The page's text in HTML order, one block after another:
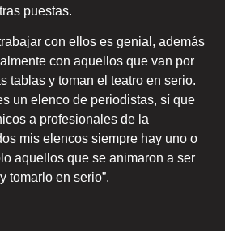
puestas.
con ellos es genial, además
con aquellos que van por
tablas y toman el teatro en serio.
un elenco de periodistas, sí que
a profesionales de la
mis elencos siempre hay uno o
aquellos que se animaron a ser
tomarlo en serio”.